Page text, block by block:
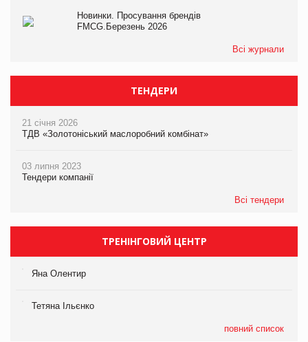
Новинки. Просування брендів
FMCG.Березень 2026
Всі журнали
ТЕНДЕРИ
21 січня 2026
ТДВ «Золотоніський маслоробний комбінат»
03 липня 2023
Тендери компанії
Всі тендери
ТРЕНІНГОВИЙ ЦЕНТР
Яна Олентир
Тетяна Ільєнко
повний список